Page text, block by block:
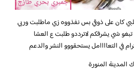
كان على ذوقي بس نفذووه زي ماطلبت وربي
شي يشرفكم لاترددو طلبت ع العشا
المنورة